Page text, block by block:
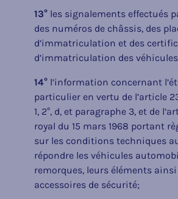
13° les signalements effectués
des numéros de châssis, des
d’immatriculation et des
d’immatriculation des
14° l’information concernant
particulier en vertu de l’article
1, 2°, d, et paragraphe 3, et de
royal du 15 mars 1968 portant
sur les conditions techniques
répondre les véhicules
remorques, leurs éléments
accessoires de sécurité;